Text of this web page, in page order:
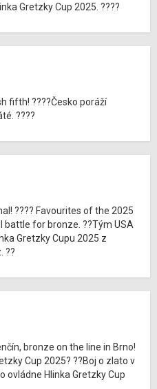
Gretzky Cup 2025. ????
fifth! ????Česko poráží
????
???? Favourites of the 2025
battle for bronze. ??Tým USA
Gretzky Cupu 2025 z
??
bronze on the line in Brno!
Cup 2025? ??Boj o zlato v
ovládne Hlinka Gretzky Cup